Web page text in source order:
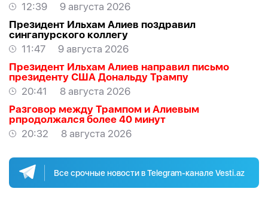
12:39
9 августа 2026
Президент Ильхам Алиев поздравил
сингапурского коллегу
11:47
9 августа 2026
Президент Ильхам Алиев направил письмо
президенту США Дональду Трампу
20:41
8 августа 2026
Разговор между Трампом и Алиевым
рпродолжался более 40 минут
20:32
8 августа 2026
Все срочные новости в Telegram-канале Vesti.az